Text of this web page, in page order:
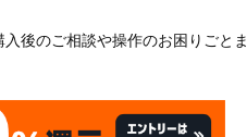
後のご相談や操作のお困りごと